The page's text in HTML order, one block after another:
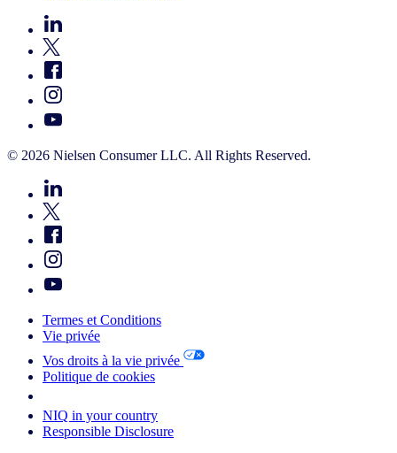
© 2026 Nielsen Consumer LLC. All Rights Reserved.
Termes et Conditions
Vie privée
Vos droits à la vie privée
Politique de cookies
NIQ in your country
Responsible Disclosure